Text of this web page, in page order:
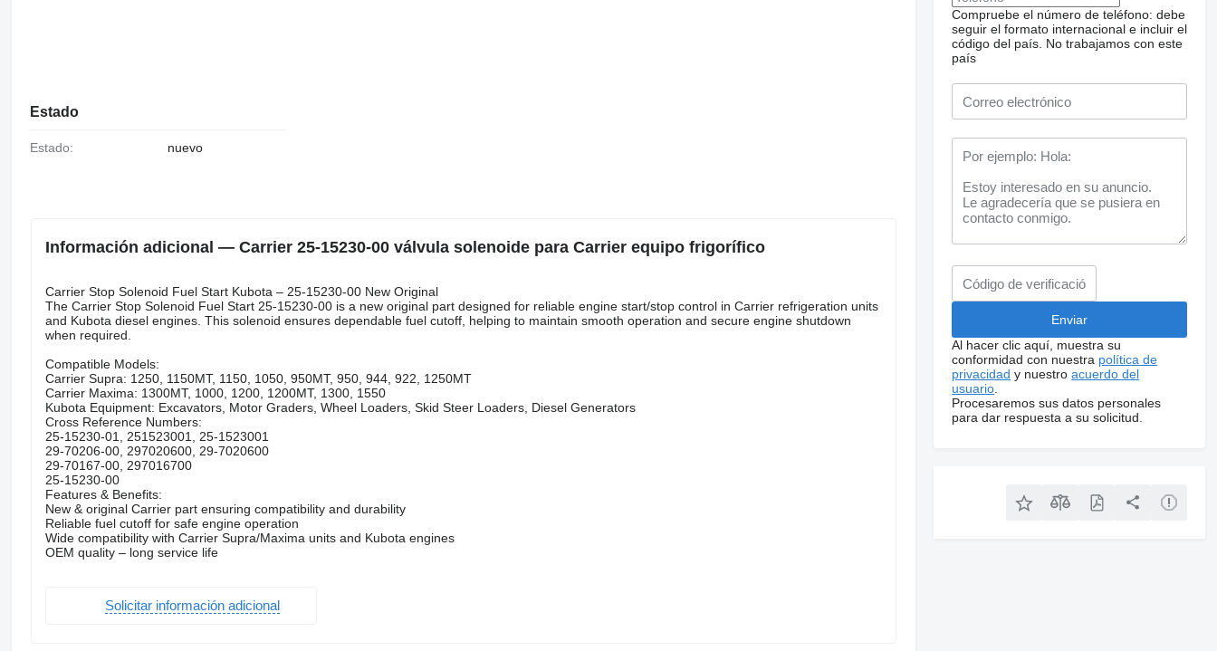
Solicitar fotos
adicionales
Estado
Estado: nuevo
Información adicional — Carrier 25-15230-00 válvula solenoide para Carrier equipo frigorífico
Carrier Stop Solenoid Fuel Start Kubota – 25-15230-00 New Original
The Carrier Stop Solenoid Fuel Start 25-15230-00 is a new original part designed for reliable engine start/stop control in Carrier refrigeration units
and Kubota diesel engines. This solenoid ensures dependable fuel cutoff, helping to maintain smooth operation and secure engine shutdown
when required.
Compatible Models:
Carrier Supra: 1250, 1150MT, 1150, 1050, 950MT, 950, 944, 922, 1250MT
Carrier Maxima: 1300MT, 1000, 1200, 1200MT, 1300, 1550
Kubota Equipment: Excavators, Motor Graders, Wheel Loaders, Skid Steer Loaders, Diesel Generators
Cross Reference Numbers:
25-15230-01, 251523001, 25-1523001
29-70206-00, 297020600, 29-7020600
29-70167-00, 297016700
25-15230-00
Features & Benefits:
New & original Carrier part ensuring compatibility and durability
Reliable fuel cutoff for safe engine operation
Wide compatibility with Carrier Supra/Maxima units and Kubota engines
OEM quality – long service life
Solicitar información adicional
Compruebe el número de teléfono: debe
seguir el formato internacional e incluir el
código del país. No trabajamos con este
país
Al hacer clic aquí, muestra su
conformidad con nuestra política de
privacidad y nuestroacuerdo del
usuario
Procesaremos sus datos personales
para dar respuesta a su solicitud.